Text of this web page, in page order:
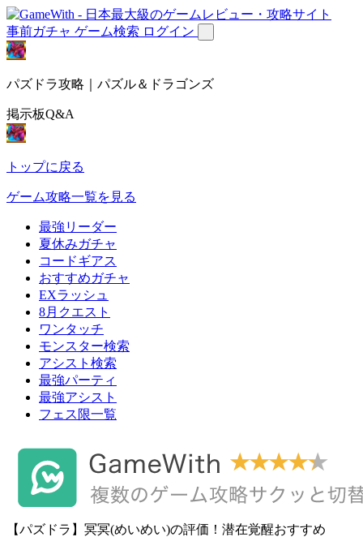
事前ガチャ ゲーム検索 ログイン
パズドラ攻略｜パズル＆ドラゴンズ
掲示板Q&A
トップに戻る
ゲーム攻略一覧を見る
最強リーダー
夏休みガチャ
コードギアス
おすすめガチャ
EXラッシュ
8月クエスト
ワンタッチ
モンスター検索
アシスト検索
最強パーティ
最強アシスト
フェス限一覧
【パズドラ】冥冥(めいめい)の評価！潜在覚醒おすすめ